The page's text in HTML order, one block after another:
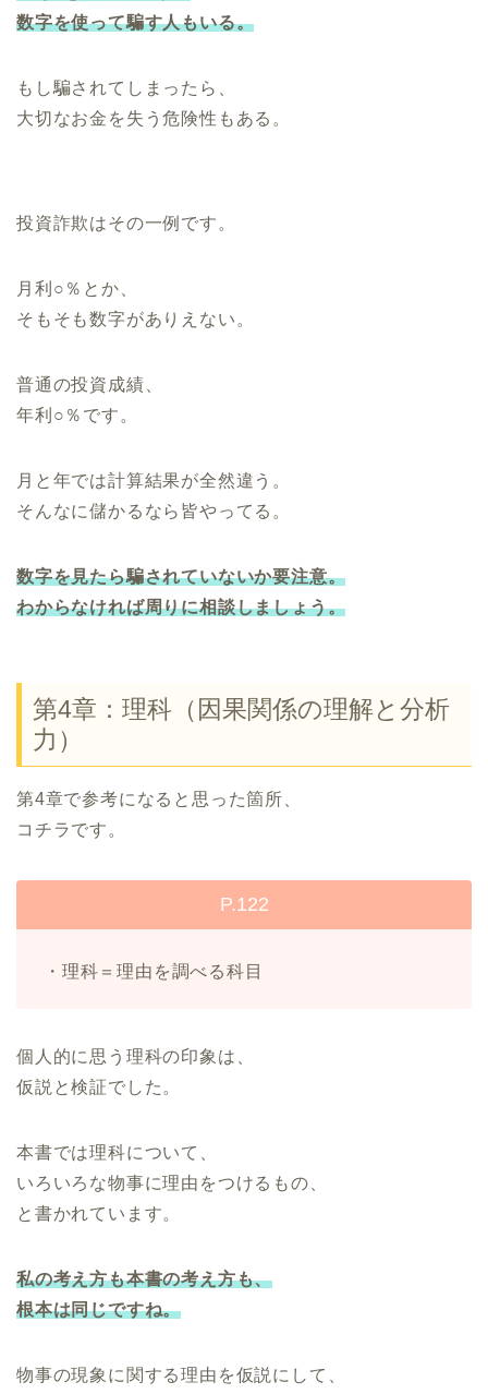
数字を使って騙す人もいる。
もし騙されてしまったら、
大切なお金を失う危険性もある。
投資詐欺はその一例です。
月利○％とか、
そもそも数字がありえない。
普通の投資成績、
年利○％です。
月と年では計算結果が全然違う。
そんなに儲かるなら皆やってる。
数字を見たら騙されていないか要注意。
わからなければ周りに相談しましょう。
第4章：理科（因果関係の理解と分析
力）
第4章で参考になると思った箇所、
コチラです。
P.122
・理科＝理由を調べる科目
個人的に思う理科の印象は、
仮説と検証でした。
本書では理科について、
いろいろな物事に理由をつけるもの、
と書かれています。
私の考え方も本書の考え方も、
根本は同じですね。
物事の現象に関する理由を仮説にして、